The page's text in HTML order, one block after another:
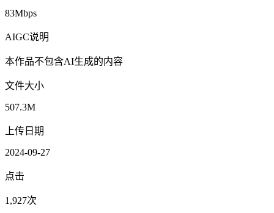
83Mbps
AIGC说明
本作品不包含AI生成的内容
文件大小
507.3M
上传日期
2024-09-27
点击
1,927次